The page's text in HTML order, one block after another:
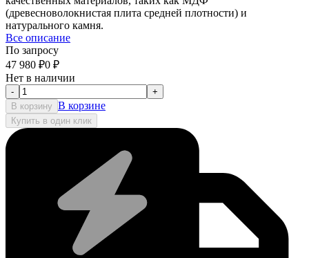
(древесноволокнистая плита средней плотности) и
натурального камня.
Все описание
По запросу
47 980 ₽0 ₽
Нет в наличии
-
+
В корзину В корзине
Купить в один клик